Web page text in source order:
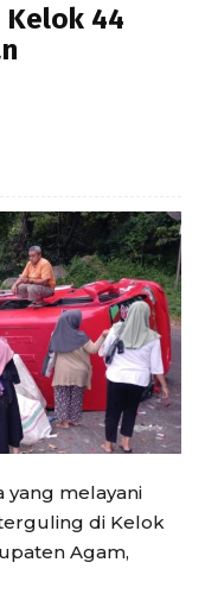
Kelok 44
melayani
di Kelok
Agam,